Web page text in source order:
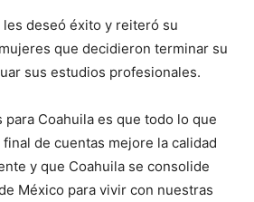
les deseó éxito y reiteró su
que decidieron terminar su
sus estudios profesionales.
para Coahuila es que todo lo que
de cuentas mejore la calidad
y que Coahuila se consolide
México para vivir con nuestras